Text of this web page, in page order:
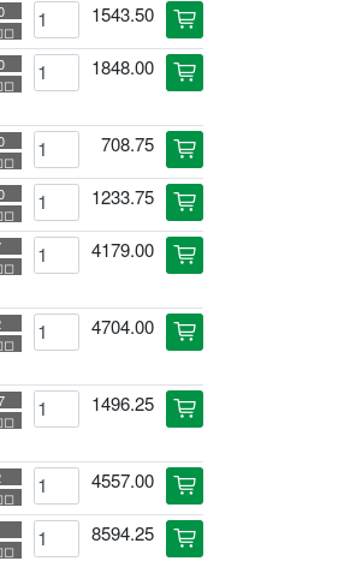
1543.50 cart
1848.00 cart
708.75 cart
1233.75 cart
4179.00 cart
4704.00 cart
1496.25 cart
4557.00 cart
8594.25 cart